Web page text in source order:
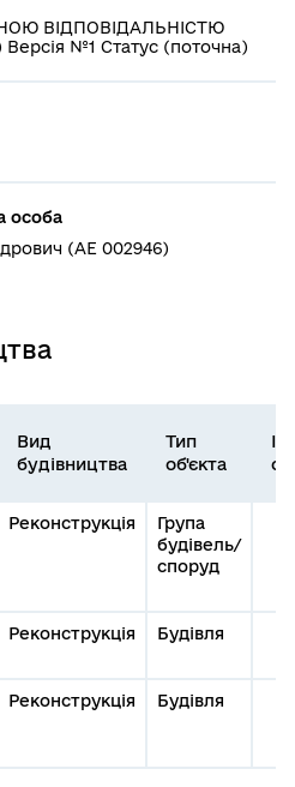
ВІДПОВІДАЛЬНІСТЮ
№1 Статус (поточна)
особа
(АЕ 002946)
Вид
будівництва
Тип
об'єкта
Реконструкція
Група
будівель/
споруд
Реконструкція Будівля
Реконструкція Будівля